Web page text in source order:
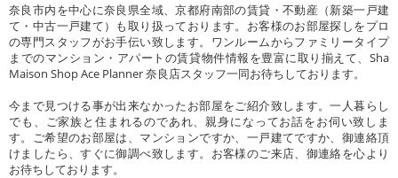
奈良市内を中心に奈良県全域、京都府南部の賃貸・不動産（新築一戸建
て・中古一戸建て）も取り扱っております。お客様のお部屋探しをプロ
の専門スタッフがお手伝い致します。ワンルームからファミリータイプ
までのマンション・アパートの賃貸物件情報を豊富に取り揃えて、Sha
Maison Shop Ace Planner 奈良店スタッフ一同お待ちしております。
今まで見つける事が出来なかったお部屋をご紹介致します。一人暮らし
でも、ご家族と住まれるのであれ、親身になってお話をお伺い致しま
す。ご希望のお部屋は、マンションですか、一戸建てですか、御連絡頂
けましたら、すぐに御調べ致します。お客様のご来店、御連絡を心より
お待ちしております。